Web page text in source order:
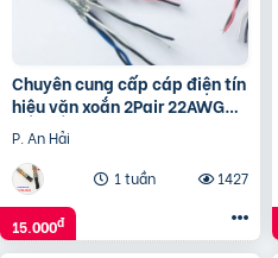
Chuyên cung cấp cáp điện tín
hiệu vặn xoắn 2Pair 22AWG
chính hãng
P. An Hải
1 tuần
1427
15.000đ